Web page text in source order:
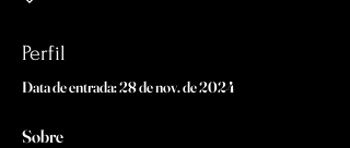
Perfil
Data de entrada: 28 de nov. de 2024
Sobre